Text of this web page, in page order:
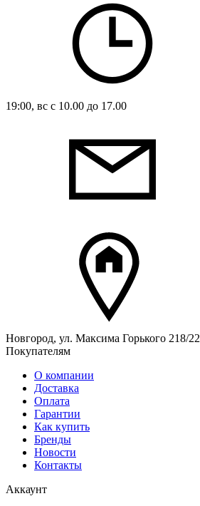
19:00, вс с 10.00 до 17.00
Новгород, ул. Максима Горького 218/22
Покупателям
О компании
Доставка
Оплата
Гарантии
Как купить
Бренды
Новости
Контакты
Аккаунт